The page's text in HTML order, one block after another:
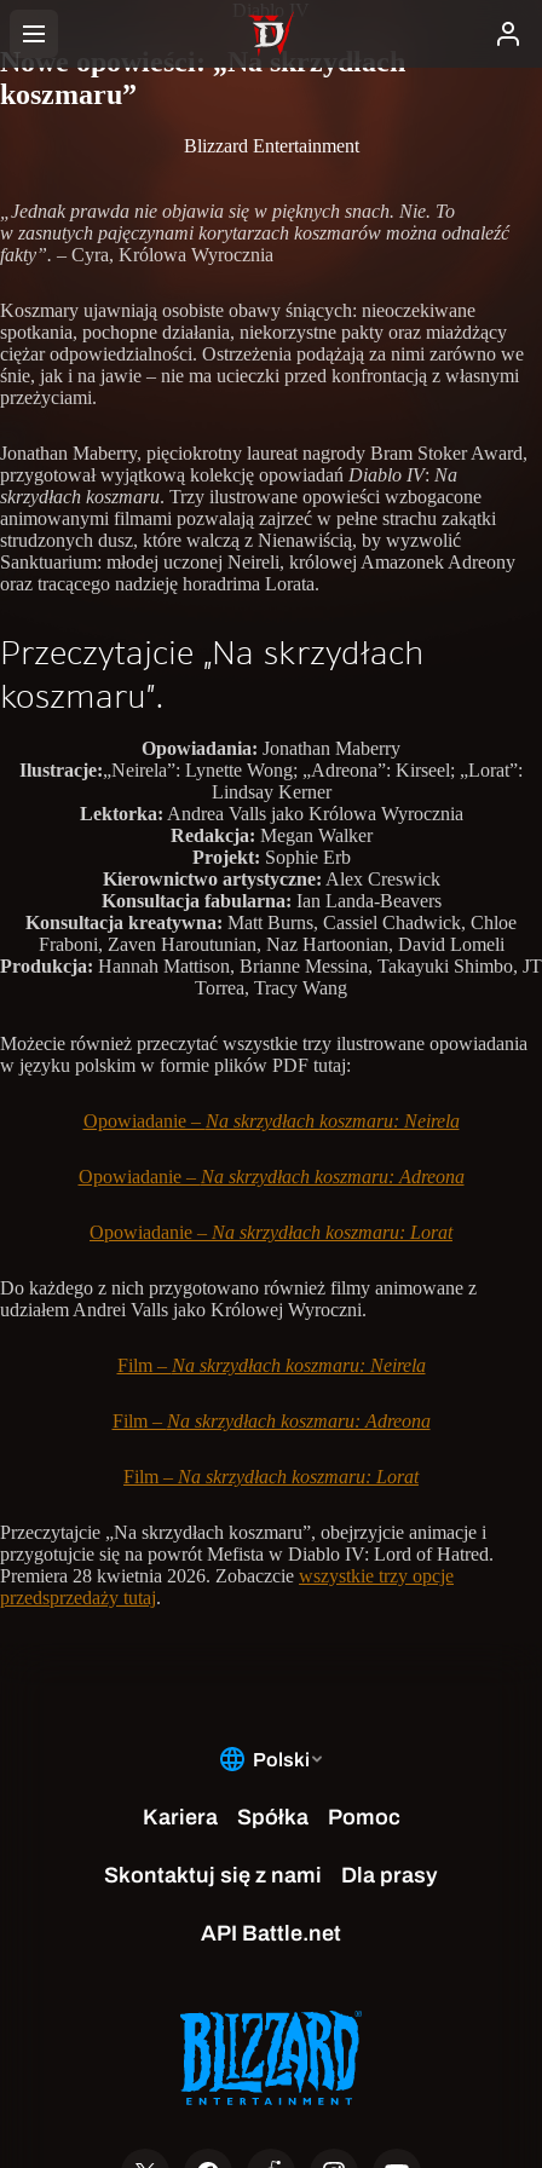
Diablo IV
Nowe opowieści: „Na skrzydłach
koszmaru”
Blizzard Entertainment
„Jednak prawda nie objawia się w pięknych snach. Nie. To
w zasnutych pajęczynami korytarzach koszmarów można odnaleźć
fakty”. – Cyra, Królowa Wyrocznia
Koszmary ujawniają osobiste obawy śniących: nieoczekiwane
spotkania, pochopne działania, niekorzystne pakty oraz miażdżący
ciężar odpowiedzialności. Ostrzeżenia podążają za nimi zarówno we
śnie, jak i na jawie – nie ma ucieczki przed konfrontacją z własnymi
przeżyciami.
Jonathan Maberry, pięciokrotny laureat nagrody Bram Stoker Award,
przygotował wyjątkową kolekcję opowiadań Diablo IV: Na
skrzydłach koszmaru. Trzy ilustrowane opowieści wzbogacone
animowanymi filmami pozwalają zajrzeć w pełne strachu zakątki
strudzonych dusz, które walczą z Nienawiścią, by wyzwolić
Sanktuarium: młodej uczonej Neireli, królowej Amazonek Adreony
oraz tracącego nadzieję horadrima Lorata.
Przeczytajcie „Na skrzydłach
koszmaru”.
Opowiadania: Jonathan Maberry
Ilustracje:„Neirela”: Lynette Wong; „Adreona”: Kirseel; „Lorat”:
Lindsay Kerner
Lektorka: Andrea Valls jako Królowa Wyrocznia
Redakcja: Megan Walker
Projekt: Sophie Erb
Kierownictwo artystyczne: Alex Creswick
Konsultacja fabularna: Ian Landa-Beavers
Konsultacja kreatywna: Matt Burns, Cassiel Chadwick, Chloe
Fraboni, Zaven Haroutunian, Naz Hartoonian, David Lomeli
Produkcja: Hannah Mattison, Brianne Messina, Takayuki Shimbo, JT
Torrea, Tracy Wang
Możecie również przeczytać wszystkie trzy ilustrowane opowiadania
w języku polskim w formie plików PDF tutaj:
Opowiadanie – Na skrzydłach koszmaru: Neirela
Opowiadanie – Na skrzydłach koszmaru: Adreona
Opowiadanie – Na skrzydłach koszmaru: Lorat
Do każdego z nich przygotowano również filmy animowane z
udziałem Andrei Valls jako Królowej Wyroczni.
Film – Na skrzydłach koszmaru: Neirela
Film – Na skrzydłach koszmaru: Adreona
Film – Na skrzydłach koszmaru: Lorat
Przeczytajcie „Na skrzydłach koszmaru”, obejrzyjcie animacje i
przygotujcie się na powrót Mefista w Diablo IV: Lord of Hatred.
Premiera 28 kwietnia 2026. Zobaczcie wszystkie trzy opcje
przedsprzedaży tutaj.